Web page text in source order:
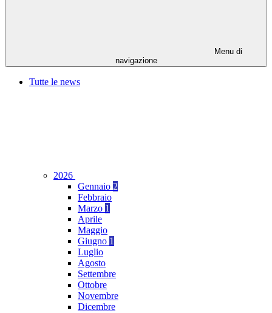
Menu di
navigazione
Tutte le news
2026
Gennaio 2
Febbraio
Marzo 1
Aprile
Maggio
Giugno 1
Luglio
Agosto
Settembre
Ottobre
Novembre
Dicembre